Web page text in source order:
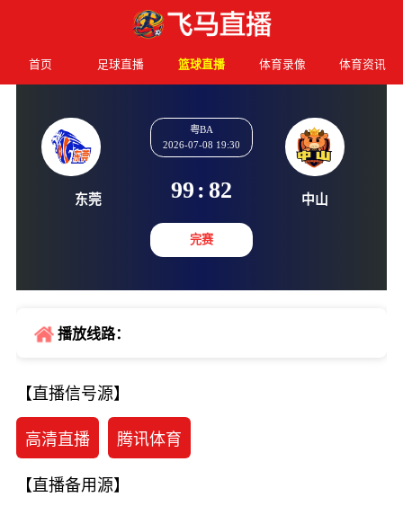
首页 足球直播 篮球直播 体育录像 体育资讯
粤BA
99:
完赛
播放线路：
【直播信号源】
高清直播 腾讯体育
【直播备用源】